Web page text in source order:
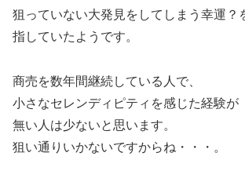
狙っていない大発見をしてしまう幸運？
指していたようです。
商売を数年間継続している人で、
小さなセレンディピティを感じた経験が
無い人は少ないと思います。
狙い通りいかないですからね・・・。